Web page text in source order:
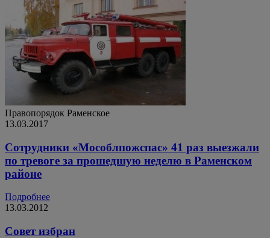
Правопорядок Раменское
13.03.2017
Сотрудники «Мособлпожспас» 41 раз выезжали
по тревоге за прошедшую неделю в Раменском
районе
Подробнее
13.03.2012
Совет избран